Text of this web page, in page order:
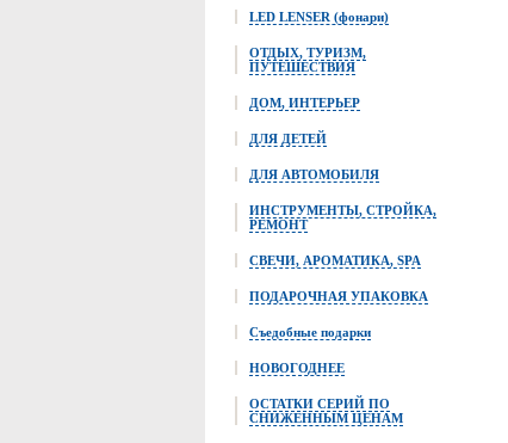
LED LENSER (фонари)
ОТДЫХ, ТУРИЗМ,
ПУТЕШЕСТВИЯ
ДОМ, ИНТЕРЬЕР
ДЛЯ ДЕТЕЙ
ДЛЯ АВТОМОБИЛЯ
ИНСТРУМЕНТЫ, СТРОЙКА,
РЕМОНТ
СВЕЧИ, АРОМАТИКА, SPA
ПОДАРОЧНАЯ УПАКОВКА
Съедобные подарки
НОВОГОДНЕЕ
ОСТАТКИ СЕРИЙ ПО
СНИЖЕННЫМ ЦЕНАМ